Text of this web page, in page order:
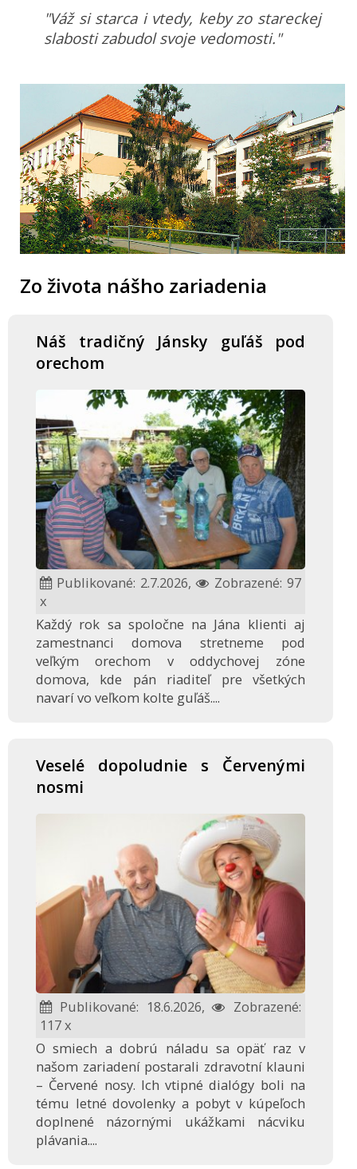
"Váž si starca i vtedy, keby zo stareckej
slabosti zabudol svoje vedomosti."
Zo života nášho zariadenia
Náš tradičný Jánsky guľáš pod
orechom
Publikované: 2.7.2026,
Zobrazené: 97
x
Každý rok sa spoločne na Jána klienti aj
zamestnanci domova stretneme pod
veľkým orechom v oddychovej zóne
domova, kde pán riaditeľ pre všetkých
navarí vo veľkom kolte guľáš....
Veselé dopoludnie s Červenými
nosmi
Publikované: 18.6.2026,
Zobrazené:
117 x
O smiech a dobrú náladu sa opäť raz v
našom zariadení postarali zdravotní klauni
– Červené nosy. Ich vtipné dialógy boli na
tému letné dovolenky a pobyt v kúpeľoch
doplnené názornými ukážkami nácviku
plávania....